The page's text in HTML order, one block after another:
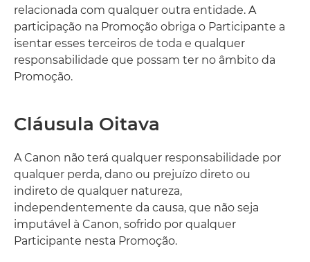
relacionada com qualquer outra entidade. A
participação na Promoção obriga o Participante a
isentar esses terceiros de toda e qualquer
responsabilidade que possam ter no âmbito da
Promoção.
Cláusula Oitava
A Canon não terá qualquer responsabilidade por
qualquer perda, dano ou prejuízo direto ou
indireto de qualquer natureza,
independentemente da causa, que não seja
imputável à Canon, sofrido por qualquer
Participante nesta Promoção.